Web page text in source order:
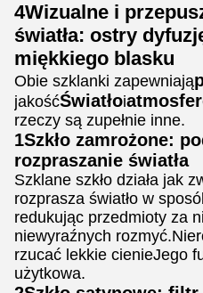
4Wizualne i
światła: ostry
miękkiego blasku
Obie szklanki zapewniają
jakośćŚwiatłoi
rzeczy są zupełnie inne.
1Szkło zamrożone:
rozpraszanie światła
Szklane szkło działa jak
rozprasza światło w
redukując przedmioty za
niewyraźnych
rzucać lekkie cienieJego
użytkowa.